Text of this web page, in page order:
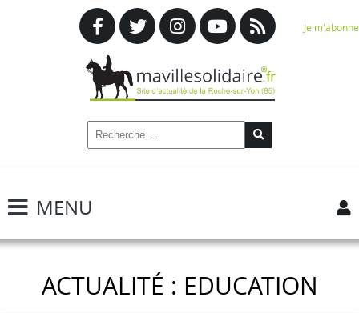
Je m'abonne
MENU
ACTUALITÉ : EDUCATION